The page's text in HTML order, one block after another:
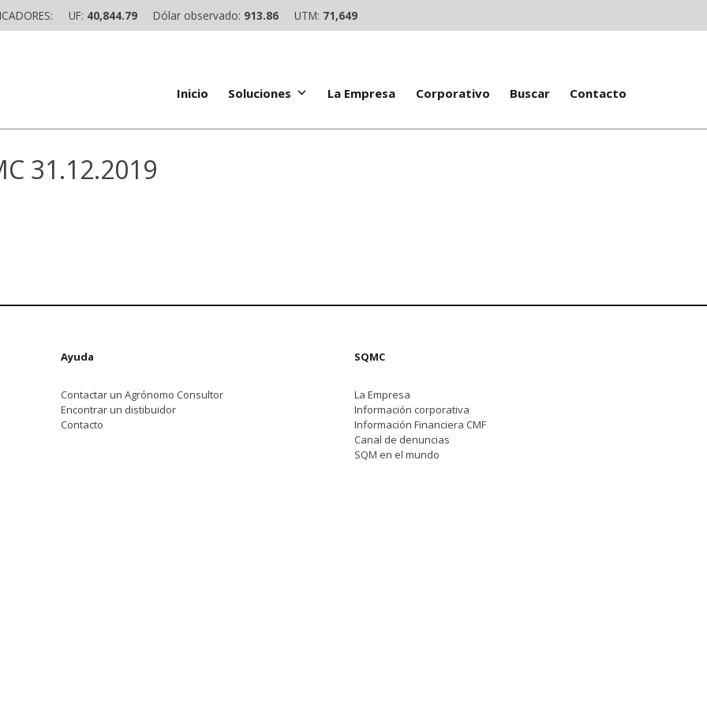
UF: 40,844.79 Dólar observado: 913.86 UTM: 71,649
Inicio Soluciones La Empresa Corporativo Buscar Contacto
31.12.2019
Ayuda
Contactar un Agrónomo Consultor
Encontrar un distibuidor
Contacto
SQMC
La Empresa
Información corporativa
Información Financiera CMF
Canal de denuncias
SQM en el mundo